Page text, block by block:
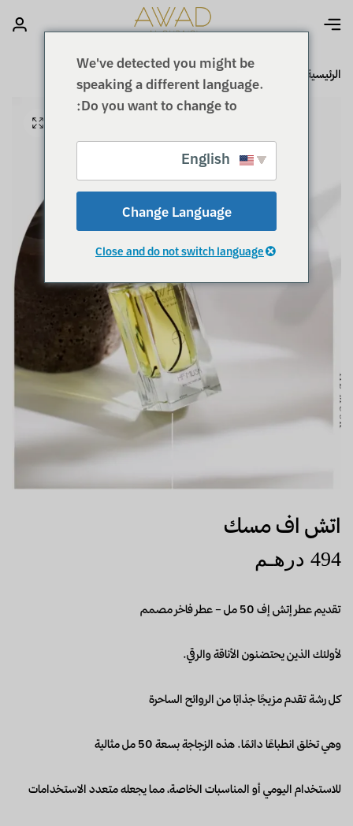
الرئيسية عطـور قويـة اتش اف مسك
اتش اف مسك
494 درهـم
تقديم عطر إتش إف 50 مل – عطر فاخر مصمم
لأولئك الذين يحتضنون الأناقة والرقي.
كل رشة تقدم مزيجًا جذابًا من الروائح الساحرة
وهي تخلق انطباعًا دائمًا. هذه الزجاجة بسعة 50 مل مثالية
للاستخدام اليومي أو المناسبات الخاصة، مما يجعله متعدد الاستخدامات
We've detected you might be
speaking a different language.
Do you want to change to:
Change Language
Close and do not switch language